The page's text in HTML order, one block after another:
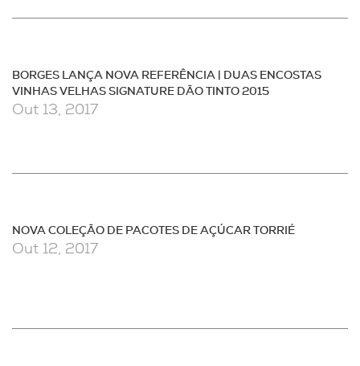
BORGES LANÇA NOVA REFERÊNCIA | DUAS ENCOSTAS
VINHAS VELHAS SIGNATURE DÃO TINTO 2015
Out 13, 2017
NOVA COLEÇÃO DE PACOTES DE AÇÚCAR TORRIÉ
Out 12, 2017